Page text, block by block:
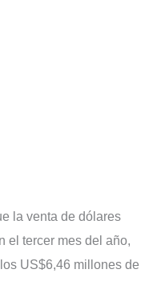
la venta de dólares
el tercer mes del año,
US$6,46 millones de